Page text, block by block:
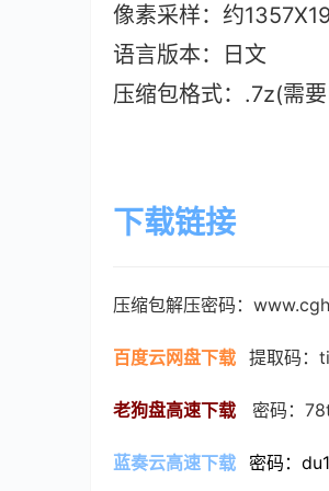
像素采样：约
语言版本：日文
压缩包格式：.7z(需
下载链接
压缩包解压密码：
百度云网盘下载 提取码：
老狗盘高速下载 密码：
蓝奏云高速下载 密码：